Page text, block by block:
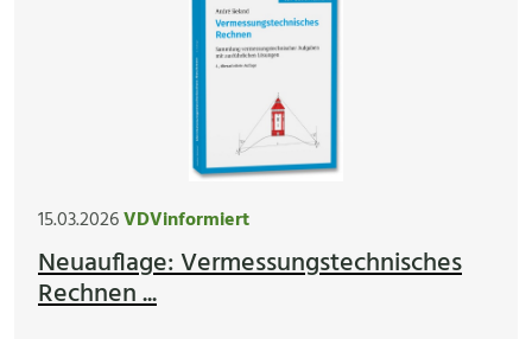
15.03.2026VDVinformiert
Neuauflage: Vermessungstechnisches
Rechnen ...